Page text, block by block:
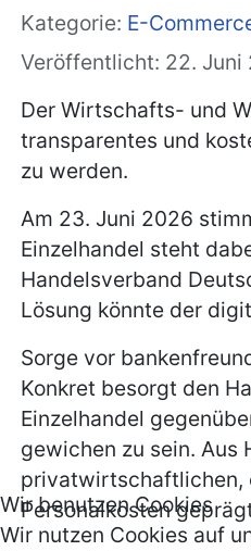
Kategorie: E-
Veröffentlicht: 22. Juni
Der Wirtschafts- und
transparentes und
zu werden.
Am 23. Juni 2026
Einzelhandel steht
Handelsverband
Lösung könnte der
Sorge vor
Konkret besorgt den
Einzelhandel
gewichen zu sein.
privatwirtschaftlichen,
Personalkosten
Wir benutzen Cookies
Wir nutzen Cookies auf